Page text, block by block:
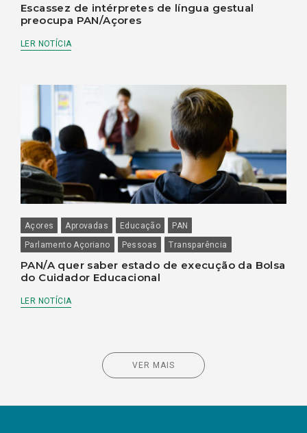
Escassez de intérpretes de língua gestual
preocupa PAN/Açores
LER NOTÍCIA
Açores Aprovadas Educação
PAN
Parlamento Açoriano
Pessoas Transparência
PAN/A quer saber estado de execução da Bolsa
do Cuidador Educacional
LER NOTÍCIA
VER MAIS